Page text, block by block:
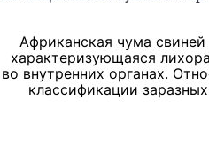
Африканская чума
характеризующаяся
во внутренних органах.
классификации